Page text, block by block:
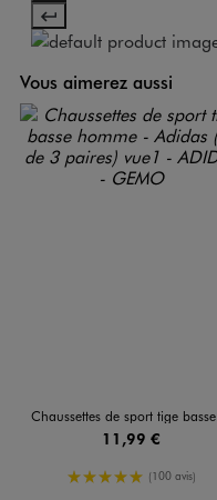
Vous aimerez aussi
Chaussettes de sport tige basse homme - Adidas (lot de 3 paires)
11,99 €
5/5 de moyenne
(100 avis)